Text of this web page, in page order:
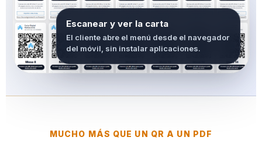
Escanear y ver la carta
El cliente abre el menú desde el navegador
del móvil, sin instalar aplicaciones.
MUCHO MÁS QUE UN QR A UN PDF